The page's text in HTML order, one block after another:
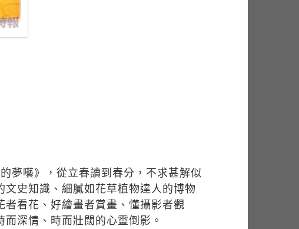
夢囈》，從立春讀到春分，不求甚解似
史知識、細膩如花草植物達人的博物
看花、好繪畫者賞畫、懂攝影者觀
深情、時而壯闊的心靈倒影。